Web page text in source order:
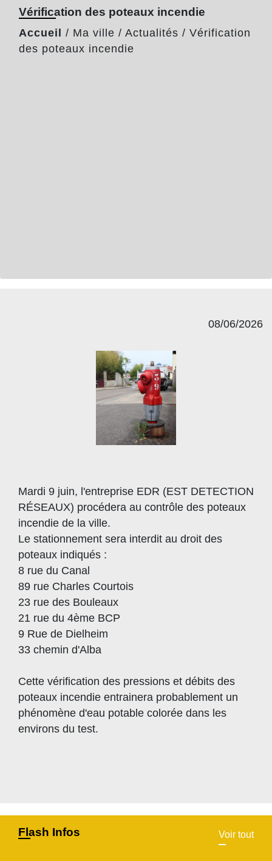
Vérification des poteaux incendie
Accueil / Ma ville / Actualités / Vérification
des poteaux incendie
08/06/2026
Mardi 9 juin, l'entreprise EDR (EST DETECTION
RÉSEAUX) procédera au contrôle des poteaux
incendie de la ville.
Le stationnement sera interdit au droit des
poteaux indiqués :
8 rue du Canal
89 rue Charles Courtois
23 rue des Bouleaux
21 rue du 4ème BCP
9 Rue de Dielheim
33 chemin d'Alba
Cette vérification des pressions et débits des
poteaux incendie entrainera probablement un
phénomène d'eau potable colorée dans les
environs du test.
Flash Infos Voir tout